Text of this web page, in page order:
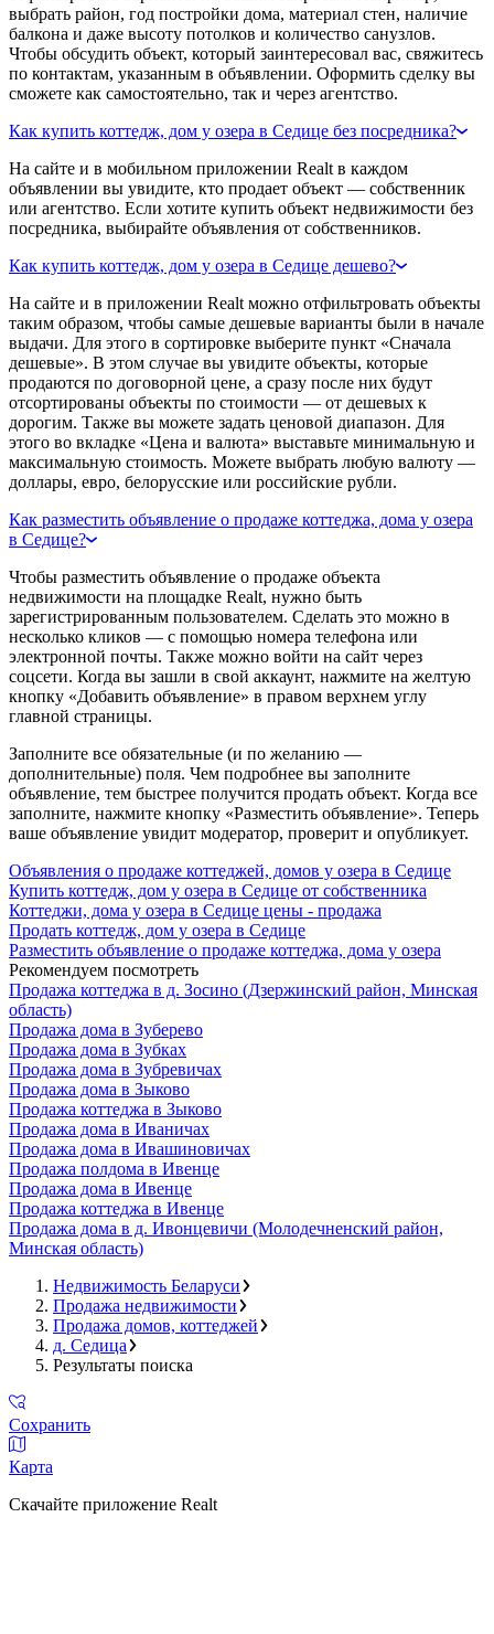
выбрать район, год постройки дома, материал стен, наличие
балкона и даже высоту потолков и количество санузлов.
Чтобы обсудить объект, который заинтересовал вас, свяжитесь
по контактам, указанным в объявлении. Оформить сделку вы
сможете как самостоятельно, так и через агентство.
Как купить коттедж, дом у озера в Седице без посредника?
На сайте и в мобильном приложении Realt в каждом
объявлении вы увидите, кто продает объект — собственник
или агентство. Если хотите купить объект недвижимости без
посредника, выбирайте объявления от собственников.
Как купить коттедж, дом у озера в Седице дешево?
На сайте и в приложении Realt можно отфильтровать объекты
таким образом, чтобы самые дешевые варианты были в начале
выдачи. Для этого в сортировке выберите пункт «Сначала
дешевые». В этом случае вы увидите объекты, которые
продаются по договорной цене, а сразу после них будут
отсортированы объекты по стоимости — от дешевых к
дорогим. Также вы можете задать ценовой диапазон. Для
этого во вкладке «Цена и валюта» выставьте минимальную и
максимальную стоимость. Можете выбрать любую валюту —
доллары, евро, белорусские или российские рубли.
Как разместить объявление о продаже коттеджа, дома у озера
в Седице?
Чтобы разместить объявление о продаже объекта
недвижимости на площадке Realt, нужно быть
зарегистрированным пользователем. Сделать это можно в
несколько кликов — с помощью номера телефона или
электронной почты. Также можно войти на сайт через
соцсети. Когда вы зашли в свой аккаунт, нажмите на желтую
кнопку «Добавить объявление» в правом верхнем углу
главной страницы.
Заполните все обязательные (и по желанию —
дополнительные) поля. Чем подробнее вы заполните
объявление, тем быстрее получится продать объект. Когда все
заполните, нажмите кнопку «Разместить объявление». Теперь
ваше объявление увидит модератор, проверит и опубликует.
Объявления о продаже коттеджей, домов у озера в Седице
Купить коттедж, дом у озера в Седице от собственника
Коттеджи, дома у озера в Седице цены - продажа
Продать коттедж, дом у озера в Седице
Разместить объявление о продаже коттеджа, дома у озера
Рекомендуем посмотреть
Продажа коттеджа в д. Зосино (Дзержинский район, Минская
область)
Продажа дома в Зуберево
Продажа дома в Зубках
Продажа дома в Зубревичах
Продажа дома в Зыково
Продажа коттеджа в Зыково
Продажа дома в Иваничах
Продажа дома в Ивашиновичах
Продажа полдома в Ивенце
Продажа дома в Ивенце
Продажа коттеджа в Ивенце
Продажа дома в д. Ивонцевичи (Молодечненский район,
Минская область)
Недвижимость Беларуси
Продажа недвижимости
Продажа домов, коттеджей
д. Седица
Результаты поиска
Сохранить
Карта
Скачайте приложение Realt